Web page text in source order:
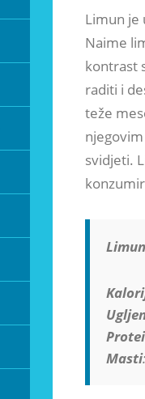
Limun je
Naime
kontrast
raditi i
teže
svidjeti.
Masti